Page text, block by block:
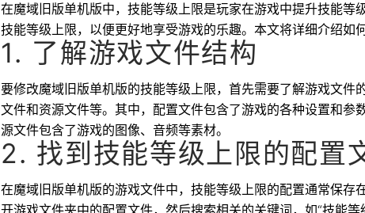
在魔域旧版单机版中，技能等级上限是玩家在游戏中提升技能等
技能等级上限，以便更好地享受游戏的乐趣。本文将详细介绍如
1. 了解游戏文件结构
要修改魔域旧版单机版的技能等级上限，首先需要了解游戏文件
文件和资源文件等。其中，配置文件包含了游戏的各种设置和参
源文件包含了游戏的图像、音频等素材。
2. 找到技能等级上限的配置
在魔域旧版单机版的游戏文件中，技能等级上限的配置通常保存
开游戏文件夹中的配置文件，然后搜索相关的关键词，如“技能